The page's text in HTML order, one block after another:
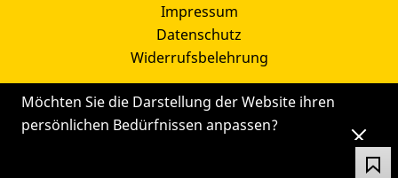
Möchten Sie die Darstellung der Website ihren
persönlichen Bedürfnissen anpassen?
Impressum
Datenschutz
Widerrufsbelehrung